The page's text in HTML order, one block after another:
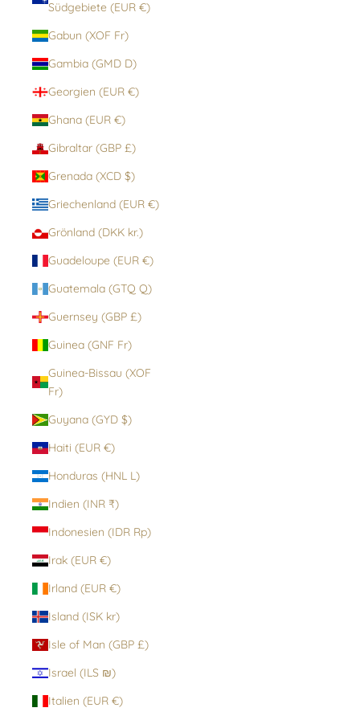
Südgebiete (EUR €)
Gabun (XOF Fr)
Gambia (GMD D)
Georgien (EUR €)
Ghana (EUR €)
Gibraltar (GBP £)
Grenada (XCD $)
Griechenland (EUR €)
Grönland (DKK kr.)
Guadeloupe (EUR €)
Guatemala (GTQ Q)
Guernsey (GBP £)
Guinea (GNF Fr)
Guinea-Bissau (XOF
Fr)
Guyana (GYD $)
Haiti (EUR €)
Honduras (HNL L)
Indien (INR ₹)
Indonesien (IDR Rp)
Irak (EUR €)
Irland (EUR €)
Island (ISK kr)
Isle of Man (GBP £)
Israel (ILS ₪)
Italien (EUR €)